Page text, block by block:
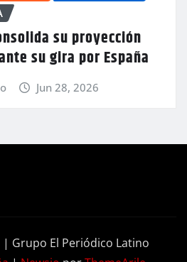
su proyección
su gira por España
Jun 28, 2026
Grupo El Periódico Latino